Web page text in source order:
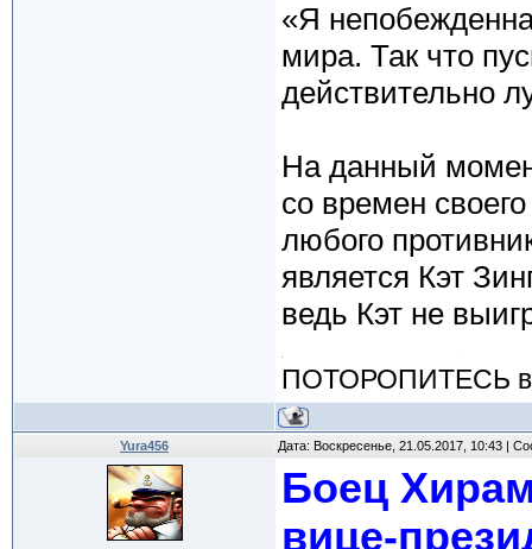
«Я
мира. Так что
действительно
На данный
со времен
любого
является Кэт
ведь Кэт не
ПОТОРОПИТЕСЬ
Yura456 Дата: Воскресенье, 21.05.2017, 10:43 |
Боец
вице-